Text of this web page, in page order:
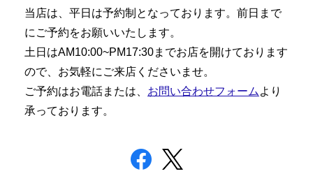
当店は、平日は予約制となっております。前日まで
にご予約をお願いいたします。
土日はAM10:00~PM17:30までお店を開けております
ので、お気軽にご来店くださいませ。
ご予約はお電話または、 お問い合わせフォーム より
承っております。